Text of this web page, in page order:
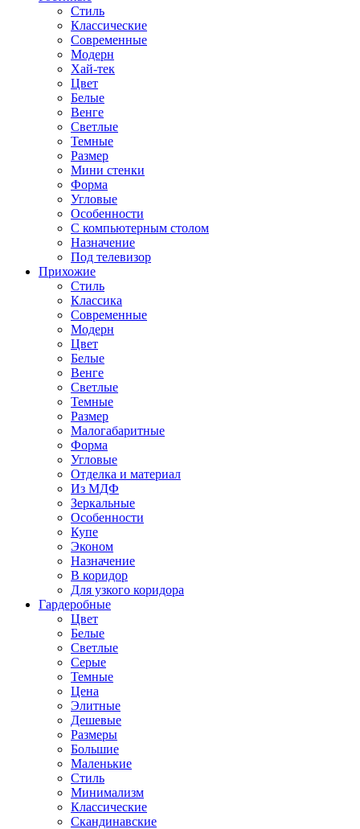
Стиль
Классические
Современные
Модерн
Хай-тек
Цвет
Белые
Венге
Светлые
Темные
Размер
Мини стенки
Форма
Угловые
Особенности
С компьютерным столом
Назначение
Под телевизор
Прихожие
Стиль
Классика
Современные
Модерн
Цвет
Белые
Венге
Светлые
Темные
Размер
Малогабаритные
Форма
Угловые
Отделка и материал
Из МДФ
Зеркальные
Особенности
Купе
Эконом
Назначение
В коридор
Для узкого коридора
Гардеробные
Цвет
Белые
Светлые
Серые
Темные
Цена
Элитные
Дешевые
Размеры
Большие
Маленькие
Стиль
Минимализм
Классические
Скандинавские